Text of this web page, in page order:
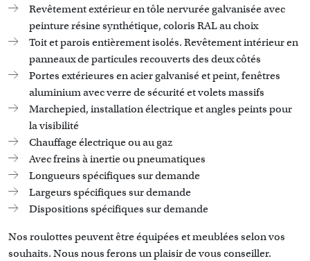
Revêtement extérieur en tôle nervurée galvanisée avec
peinture résine synthétique, coloris RAL au choix
Toit et parois entièrement isolés. Revêtement intérieur en
panneaux de particules recouverts des deux côtés
Portes extérieures en acier galvanisé et peint, fenêtres
aluminium avec verre de sécurité et volets massifs
Marchepied, installation électrique et angles peints pour
la visibilité
Chauffage électrique ou au gaz
Avec freins à inertie ou pneumatiques
Longueurs spécifiques sur demande
Largeurs spécifiques sur demande
Dispositions spécifiques sur demande
Nos roulottes peuvent être équipées et meublées selon vos
souhaits. Nous nous ferons un plaisir de vous conseiller.